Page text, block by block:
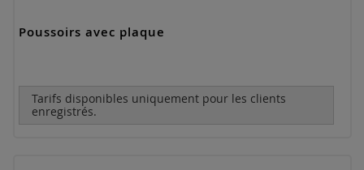
Poussoirs avec plaque
Tarifs disponibles uniquement pour les clients
enregistrés.